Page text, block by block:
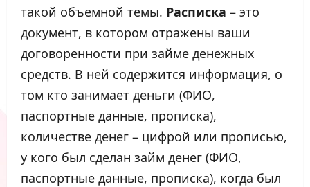
такой объемной темы. Расписка – это
документ, в котором отражены ваши
договоренности при займе денежных
средств. В ней содержится информация, о
том кто занимает деньги (ФИО,
паспортные данные, прописка),
количестве денег – цифрой или прописью,
у кого был сделан займ денег (ФИО,
паспортные данные, прописка), когда был